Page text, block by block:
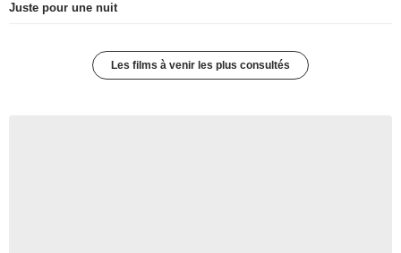
Juste pour une nuit
Les films à venir les plus consultés